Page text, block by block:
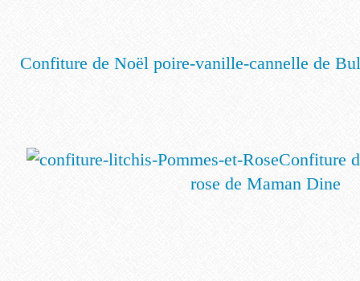
Confiture de Noël poire-vanille-cannelle de
Confiture
rose de Maman Dine